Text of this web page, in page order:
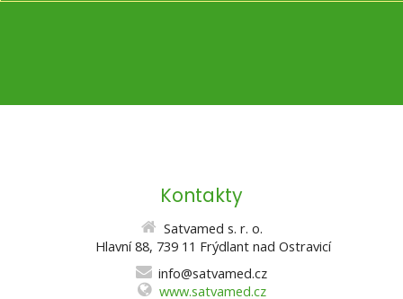
Kontakty
Satvamed s. r. o.
Hlavní 88, 739 11 Frýdlant nad Ostravicí
info@satvamed.cz
www.satvamed.cz